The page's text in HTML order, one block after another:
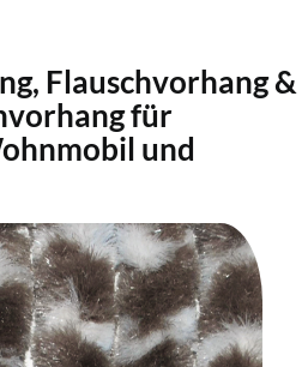
Flauschvorhang &
für
und